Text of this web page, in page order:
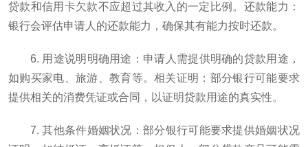
贷款和信用卡欠款不应超过其收入的一定比例。还款能力：
银行会评估申请人的还款能力，确保其有能力按时还款。
6. 用途说明明确用途：申请人需提供明确的贷款用途，
如购买家电、旅游、教育等。相关证明：部分银行可能要求
提供相关的消费凭证或合同，以证明贷款用途的真实性。
7. 其他条件婚姻状况：部分银行可能要求提供婚姻状况